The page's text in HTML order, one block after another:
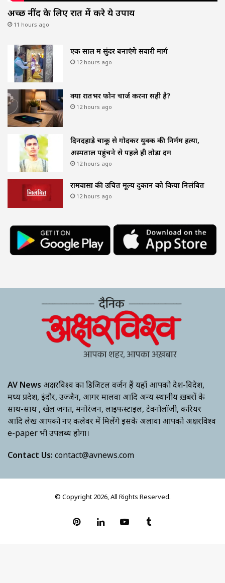
अच्छी नींद के लिए रात में करे ये उपाय
11 hours ago
एक साल में सुंदर बनाएंगे सवारी मार्ग
12 hours ago
क्या रातभर फोन चार्ज करना सही है?
12 hours ago
दिनदहाड़े चाकू से गोदकर युवक की निर्मम हत्या,
अस्पताल पहुंचने से पहले ही तोड़ा दम
12 hours ago
रामवासा की उचित मूल्य दुकान को किया निलंबित
12 hours ago
AV News अक्षरविश्व का डिजिटल वर्जन हैं यहाँ आपको देश-विदेश,
मध्य प्रदेश, इंदौर, उज्जैन, आगर मालवा आदि अन्य स्थानीय ख़बरों के
साथ-साथ , खेल जगत, मनोरंजन, लाइफस्टाइल, टेक्नोलॉजी, करियर
आदि लेख आपको नए कलेवर में मिलेंगे इसके अलावा आपको अक्षरविश्व
e-paper भी उपलब्ध होगा।
Contact Us: contact@avnews.com
© Copyright 2026, All Rights Reserved.
PinterestLinkedInYouTubeTumblr